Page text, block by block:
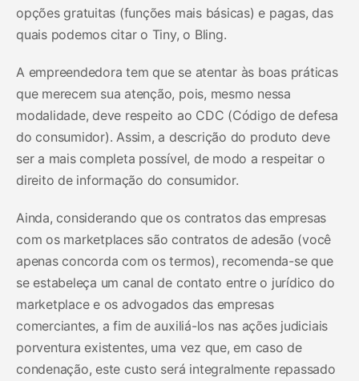
opções gratuitas (funções mais básicas) e pagas, das
quais podemos citar o Tiny, o Bling.
A empreendedora tem que se atentar às boas práticas
que merecem sua atenção, pois, mesmo nessa
modalidade, deve respeito ao CDC (Código de defesa
do consumidor). Assim, a descrição do produto deve
ser a mais completa possível, de modo a respeitar o
direito de informação do consumidor.
Ainda, considerando que os contratos das empresas
com os marketplaces são contratos de adesão (você
apenas concorda com os termos), recomenda-se que
se estabeleça um canal de contato entre o jurídico do
marketplace e os advogados das empresas
comerciantes, a fim de auxiliá-los nas ações judiciais
porventura existentes, uma vez que, em caso de
condenação, este custo será integralmente repassado